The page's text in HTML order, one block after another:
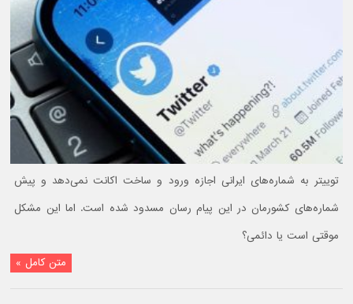
توییتر به شماره‌های ایرانی اجازه ورود و ساخت اکانت نمی‌دهد و پیش
شماره‌های کشورمان در این پیام رسان مسدود شده است. اما این مشکل
موقتی است یا دائمی؟
متن کامل »